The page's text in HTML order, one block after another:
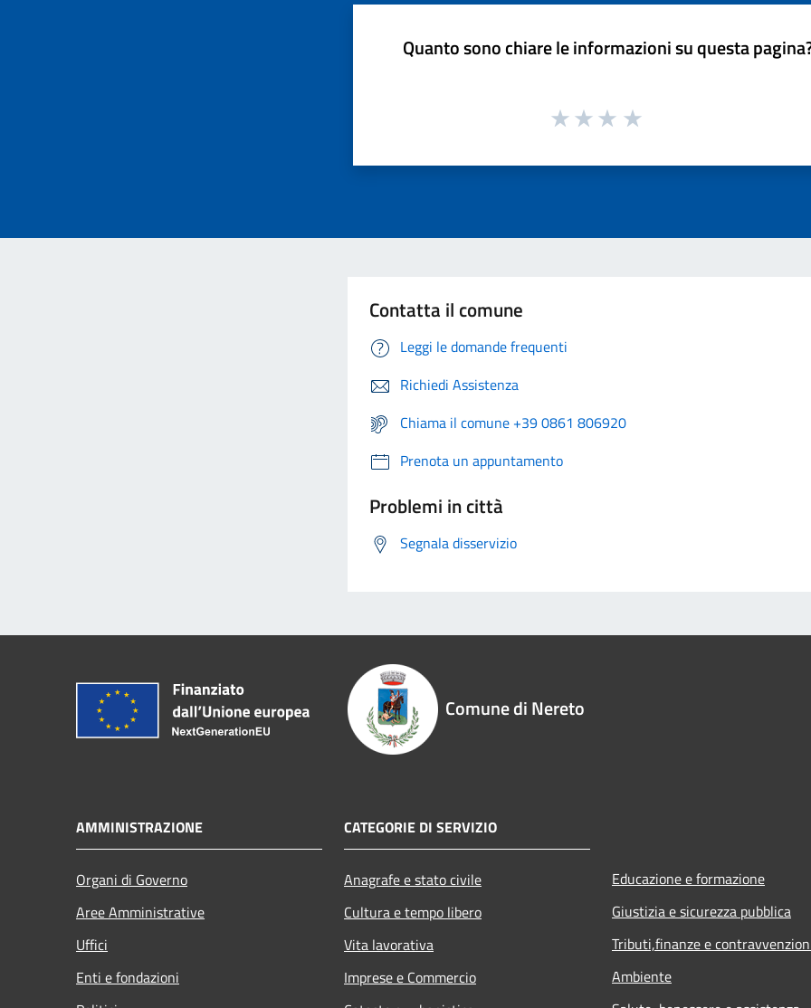
Quanto sono chiare le informazioni su questa
Contatta il comune
Leggi le domande frequenti
Richiedi Assistenza
Chiama il comune +39 0861 806920
Prenota un appuntamento
Problemi in città
Segnala disservizio
Comune di Nereto
AMMINISTRAZIONE
Organi di Governo
Aree Amministrative
Uffici
Enti e fondazioni
CATEGORIE DI SERVIZIO
Anagrafe e stato civile
Cultura e tempo libero
Vita lavorativa
Imprese e Commercio
Educazione e formazione
Giustizia e sicurezza pubblica
Tributi,finanze e
Ambiente